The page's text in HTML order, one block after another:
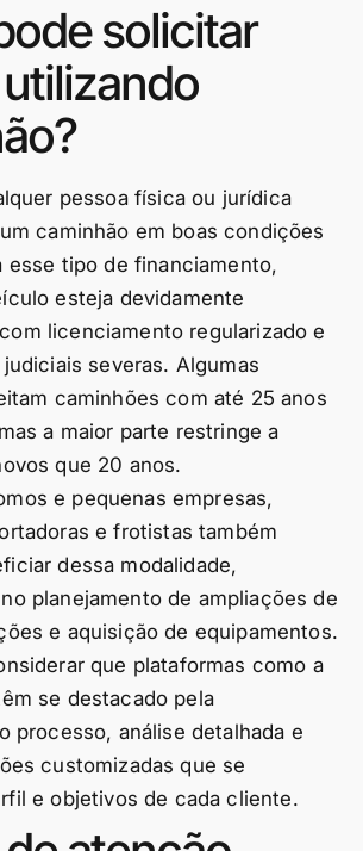
solicitar
pessoa física ou jurídica
caminhão em boas condições
esse tipo de financiamento,
esteja devidamente
licenciamento regularizado e
severas. Algumas
caminhões com até 25 anos
a maior parte restringe a
que 20 anos.
e pequenas empresas,
e frotistas também
dessa modalidade,
planejamento de ampliações de
e aquisição de equipamentos.
que plataformas como a
se destacado pela
processo, análise detalhada e
customizadas que se
e objetivos de cada cliente.